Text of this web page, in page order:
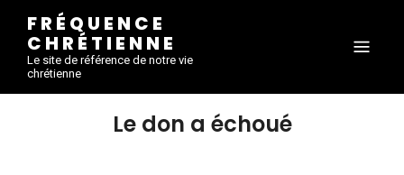
FRÉQUENCE
CHRÉTIENNE
Le site de référence de notre vie
chrétienne
Le don a échoué